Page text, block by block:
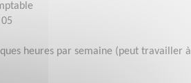
heures par semaine (peut travailler à